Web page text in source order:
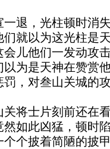
光柱顿时消失
们就以为这光柱是
会儿他们一发动攻
为是天神在赞赏
，对叁山关城的
片刻前还在看
然如此凶猛，顿时
个个披着简陋的披